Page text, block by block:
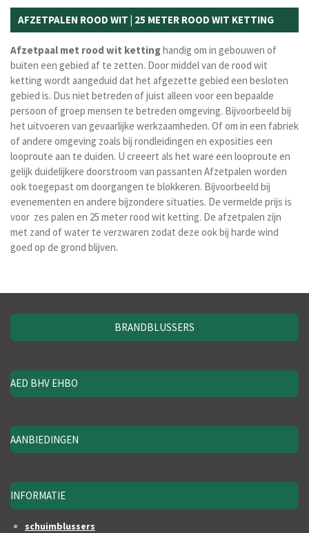
AFZETPALEN ROOD WIT | 25 METER ROOD WIT KETTING
Afzetpaal met rood wit kettinghandig om in gebouwen of
buiten een gebied af te zetten. Door middel van de rood wit
ketting wordt aangeduid dat het afgezette gebied een besloten
gebied is. Dus niet betreden of juist alleen voor een bepaalde
persoon of groep mensen te betreden omgeving. Bijvoorbeeld bij
het uitvoeren van gevaarlijke werkzaamheden. Of om in een fabriek
of andere omgeving zoals bij rondleidingen en exposities een
looproute aan te duiden. U creeert als het ware een looproute en
gelijk duidelijkere doorstroom van passanten Afzetpalen worden
ook toegepast om doorgangen te blokkeren. Bijvoorbeeld bij
evenementen en andere bijzondere situaties. De vermelde prijs is
voor zes palen en 25 meter rood wit ketting. De afzetpalen zijn
met zand of water te verzwaren zodat deze ook bij harde wind
goed op de grond blijven.
BRANDBLUSSERS
AED BHV EHBO
AANBIEDINGEN
INFORMATIE
schuimblussers